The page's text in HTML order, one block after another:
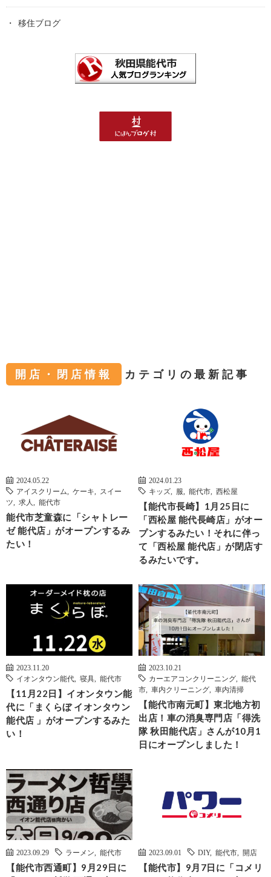
移住ブログ
開店・閉店情報 カテゴリの最新記事
2024.05.22
アイスクリーム
ケーキ
スイー
ツ
求人 能代市
能代市芝童森に「シャトレー
ゼ 能代店」がオープンするみ
たい！
2024.01.23
キッズ
服 能代市 西松屋
【能代市長崎】1月25日に
「西松屋 能代長崎店」がオー
プンするみたい！それに伴っ
て「西松屋 能代店」が閉店す
るみたいです。
2023.11.20
イオンタウン能代
寝具 能代市
【11月22日】イオンタウン能
代に「まくらぼ イオンタウン
能代店 」がオープンするみた
い！
2023.10.21
カーエアコンクリーニング
能代
市
車内クリーニング 車内清掃
【能代市南元町】東北地方初
出店！車の消臭専門店「得洗
隊 秋田能代店」さんが10月1
日にオープンしました！
2023.09.29 ラーメン 能代市
【能代市西通町】9月29日に
2023.09.01 DIY, 能代市 開店
【能代市】9月7日に「コメリ